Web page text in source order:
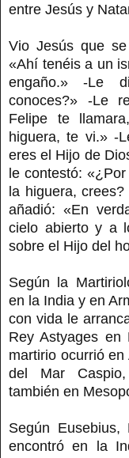
entre Jesús y
Vio Jesús que
«Ahí tenéis a un
engaño.» -Le
conoces?» -Le
Felipe te
higuera, te vi.» -
eres el Hijo de
le contestó:
la higuera,
añadió: «En
cielo abierto y a
sobre el Hijo del
Según la
en la India y en
con vida le
Rey Astyages en
martirio ocurrió
del Mar
también en
Según
encontró en la